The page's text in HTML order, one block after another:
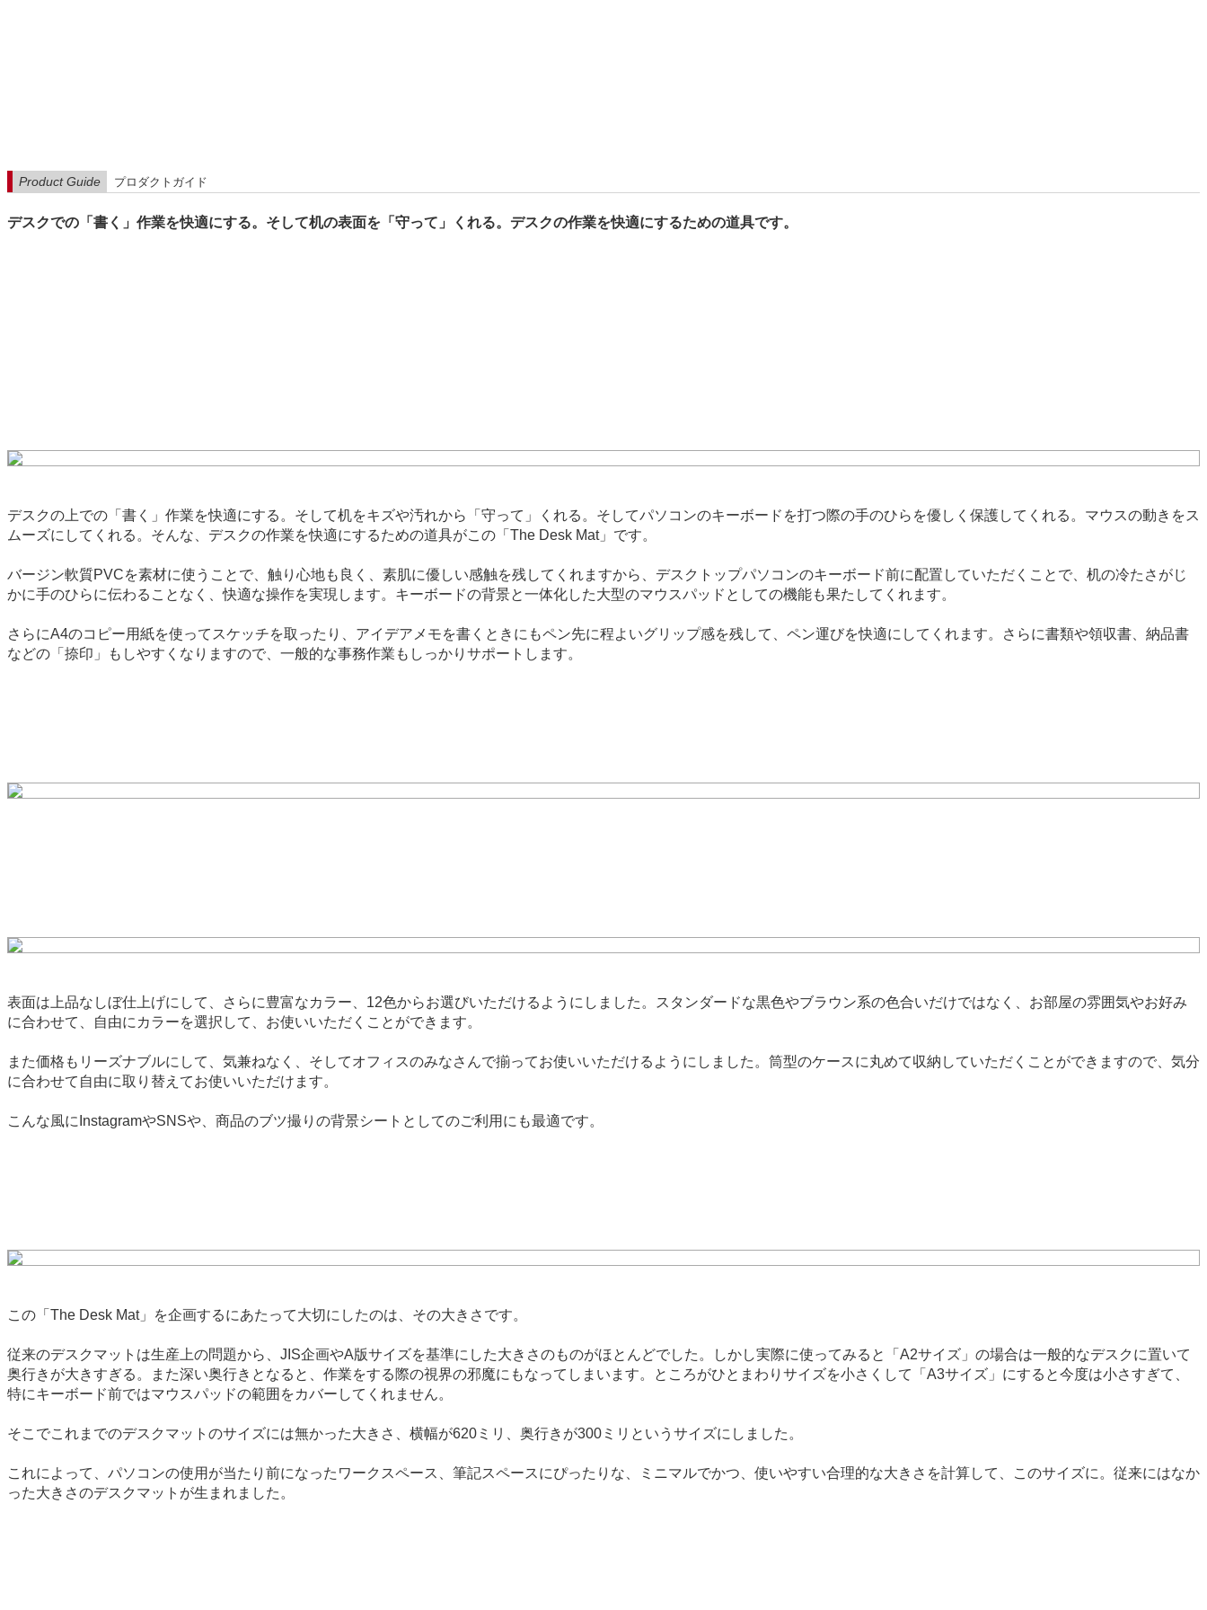
Product Guide プロダクトガイド
デスクでの「書く」作業を快適にする。そして机の表面を「守って」くれる。デスクの作業を快適にするための道具です。
デスクの上での「書く」作業を快適にする。そして机をキズや汚れから「守って」くれる。そしてパソコンのキーボードを打つ際の手のひらを優しく保護してくれる。マウスの動きをス
ムーズにしてくれる。そんな、デスクの作業を快適にするための道具がこの「The Desk Mat」です。
バージン軟質PVCを素材に使うことで、触り心地も良く、素肌に優しい感触を残してくれますから、デスクトップパソコンのキーボード前に配置していただくことで、机の冷たさがじ
かに手のひらに伝わることなく、快適な操作を実現します。キーボードの背景と一体化した大型のマウスパッドとしての機能も果たしてくれます。
さらにA4のコピー用紙を使ってスケッチを取ったり、アイデアメモを書くときにもペン先に程よいグリップ感を残して、ペン運びを快適にしてくれます。さらに書類や領収書、納品書
などの「捺印」もしやすくなりますので、一般的な事務作業もしっかりサポートします。
表面は上品なしぼ仕上げにして、さらに豊富なカラー、12色からお選びいただけるようにしました。スタンダードな黒色やブラウン系の色合いだけではなく、お部屋の雰囲気やお好み
に合わせて、自由にカラーを選択して、お使いいただくことができます。
また価格もリーズナブルにして、気兼ねなく、そしてオフィスのみなさんで揃ってお使いいただけるようにしました。筒型のケースに丸めて収納していただくことができますので、気分
に合わせて自由に取り替えてお使いいただけます。
こんな風にInstagramやSNSや、商品のブツ撮りの背景シートとしてのご利用にも最適です。
この「The Desk Mat」を企画するにあたって大切にしたのは、その大きさです。
従来のデスクマットは生産上の問題から、JIS企画やA版サイズを基準にした大きさのものがほとんどでした。しかし実際に使ってみると「A2サイズ」の場合は一般的なデスクに置いて
奥行きが大きすぎる。また深い奥行きとなると、作業をする際の視界の邪魔にもなってしまいます。ところがひとまわりサイズを小さくして「A3サイズ」にすると今度は小さすぎて、
特にキーボード前ではマウスパッドの範囲をカバーしてくれません。
そこでこれまでのデスクマットのサイズには無かった大きさ、横幅が620ミリ、奥行きが300ミリというサイズにしました。
これによって、パソコンの使用が当たり前になったワークスペース、筆記スペースにぴったりな、ミニマルでかつ、使いやすい合理的な大きさを計算して、このサイズに。従来にはなか
った大きさのデスクマットが生まれました。